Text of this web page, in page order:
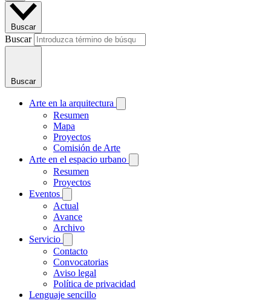
Buscar
Buscar
Buscar
Arte en la arquitectura
Resumen
Mapa
Proyectos
Comisión de Arte
Arte en el espacio urbano
Resumen
Proyectos
Eventos
Actual
Avance
Archivo
Servicio
Contacto
Convocatorias
Aviso legal
Política de privacidad
Lenguaje sencillo